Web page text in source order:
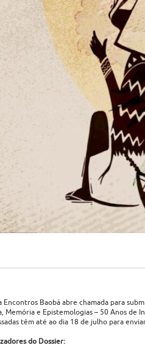
Encontros Baobá abre chamada para
Memória e Epistemologias – 50 Anos de
têm até ao dia 18 de julho para
do Dossier: